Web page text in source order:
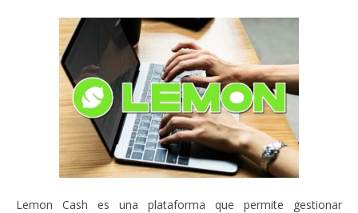
Lemon Cash es una plataforma que permite gestionar